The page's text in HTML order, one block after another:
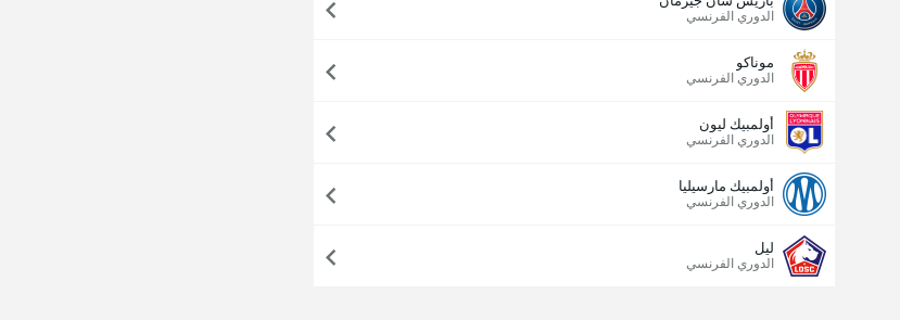
الدوري الفرنسي
موناكو
الدوري الفرنسي
أولمبيك ليون
الدوري الفرنسي
أولمبيك مارسيليا
الدوري الفرنسي
ليل
الدوري الفرنسي